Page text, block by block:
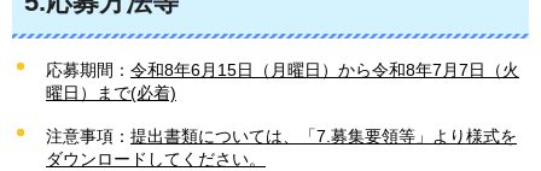
応募期間： 令和8年6月15日（月曜日）から令和8年7月7日（火
曜日）まで(必着)
注意事項： 提出書類については、「7.募集要領等」より様式を
ダウンロードしてください。